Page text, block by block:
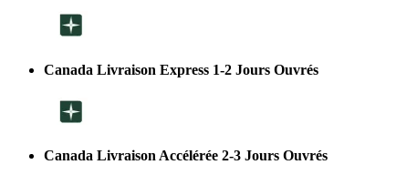
Canada Livraison Express 1-2 Jours Ouvrés
Canada Livraison Accélérée 2-3 Jours Ouvrés